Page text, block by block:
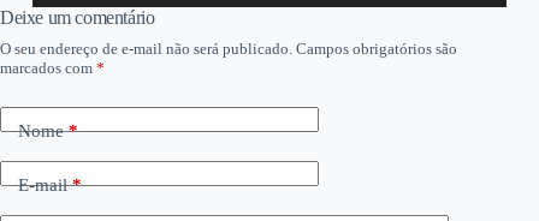
áudio
Deixe um comentário
O seu endereço de e-mail não será publicado. Campos obrigatórios são
marcados com *
Nome*
E-mail*